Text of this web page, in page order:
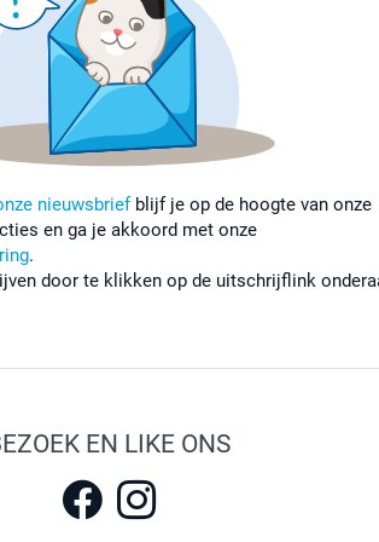
nieuwsbriefblijf je op de hoogte van onze
en ga je akkoord met onze
.
door te klikken op de uitschrijflink
EN LIKE ONS